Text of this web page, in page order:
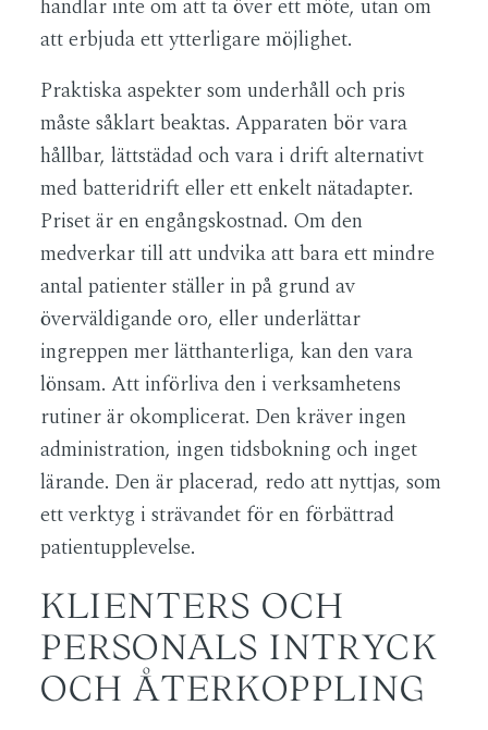
handlar inte om att ta över ett möte, utan om
att erbjuda ett ytterligare möjlighet.
Praktiska aspekter som underhåll och pris
måste såklart beaktas. Apparaten bör vara
hållbar, lättstädad och vara i drift alternativt
med batteridrift eller ett enkelt nätadapter.
Priset är en engångskostnad. Om den
medverkar till att undvika att bara ett mindre
antal patienter ställer in på grund av
överväldigande oro, eller underlättar
ingreppen mer lätthanterliga, kan den vara
lönsam. Att införliva den i verksamhetens
rutiner är okomplicerat. Den kräver ingen
administration, ingen tidsbokning och inget
lärande. Den är placerad, redo att nyttjas, som
ett verktyg i strävandet för en förbättrad
patientupplevelse.
KLIENTERS OCH
PERSONALS INTRYCK
OCH ÅTERKOPPLING